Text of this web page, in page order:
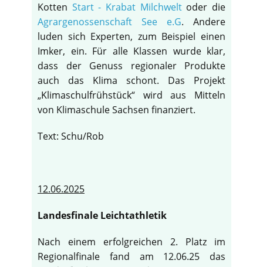
Kotten Start - Krabat Milchweltoder die
Agrargenossenschaft See e.G. Andere
luden sich Experten, zum Beispiel einen
Imker, ein. Für alle Klassen wurde klar,
dass der Genuss regionaler Produkte
auch das Klima schont. Das Projekt
„Klimaschulfrühstück“ wird aus Mitteln
von Klimaschule Sachsen finanziert.
Text: Schu/Rob
12.06.2025
Landesfinale Leichtathletik
Nach einem erfolgreichen 2. Platz im
Regionalfinale fand am 12.06.25 das